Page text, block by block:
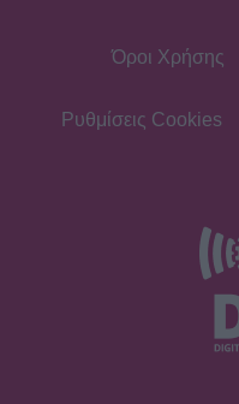
Όροι Χρήσης
Ρυθμίσεις Cookies